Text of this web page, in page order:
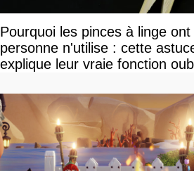
Pourquoi les pinces à linge
personne n'utilise : cette
explique leur vraie fonction